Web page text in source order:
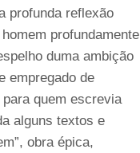
profunda reflexão
profundamente
duma ambição
empregado de
quem escrevia
alguns textos e
obra épica,